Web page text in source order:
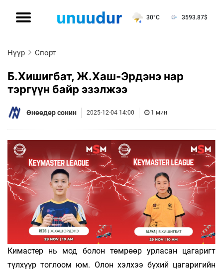
30°C 3593.87$
Нүүр Спорт
Б.Хишигбат, Ж.Хаш-Эрдэнэ нар
тэргүүн байр эзэлжээ
Өнөөдөр сонин 2025-12-04 14:00 1 мин
Кимастер нь мод болон төмрөөр урласан цагаригт
түлхүүр тоглоом юм. Олон хэлхээ бүхий цагаригийн